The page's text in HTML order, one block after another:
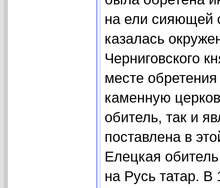
на ели сияющей
казалась
Черниговского
месте
каменную
обитель, так и
поставлена в
Елецкая
на Русь татар. В